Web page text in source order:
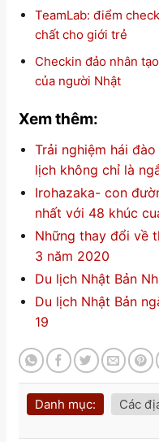
TeamLab: điểm
chất cho giới trẻ
Checkin đảo nhân
của người Nhật
Xem thêm:
Trải nghiệm hái
lịch không chỉ là
Irohazaka- con
nhất với 48 khúc
Những thay đổi về
3 năm 2020
Du lịch Nhật Bản
Du lịch Nhật Bản
19
Danh mục: Các